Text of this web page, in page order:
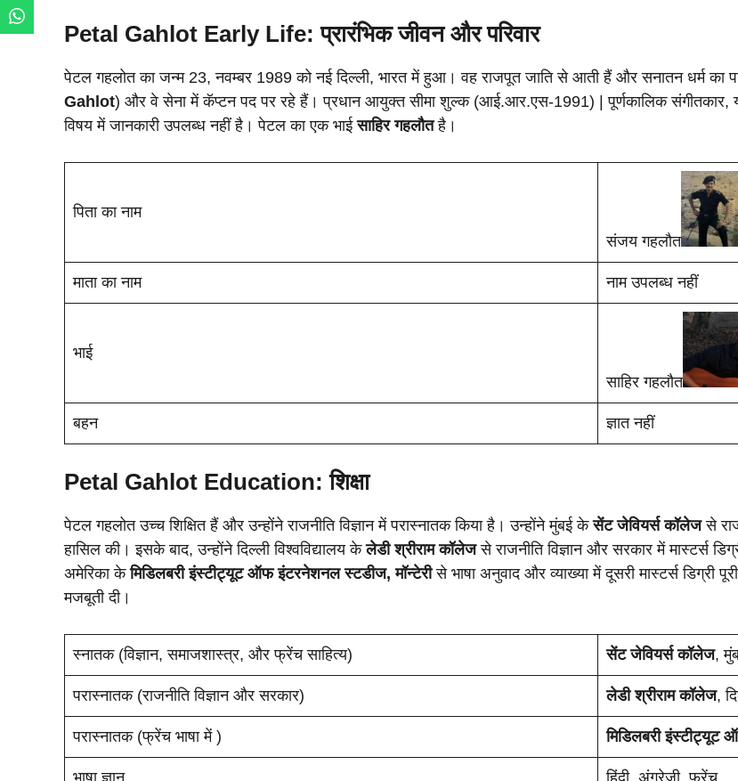
Petal Gahlot Early Life: प्रारंभिक जीवन और परिवार
पेटल गहलोत का जन्म 23, नवम्बर 1989 को नई दिल्ली, भारत में हुआ। वह राजपूत जाति से आती हैं और सनातन धर्म का
Gahlot) और वे सेना में कॅप्टन पद पर रहे हैं। प्रधान आयुक्त सीमा शुल्क (आई.आर.एस-1991) | पूर्णकालिक
विषय में जानकारी उपलब्ध नहीं है। पेटल का एक भाईसाहिर गहलौतहै।
पिता का नाम
संजय गहलौत
माता का नाम नाम उपलब्ध नहीं
भाई
साहिर गहलौत
बहन ज्ञात नहीं
Petal Gahlot Education: शिक्षा
पेटल गहलोत उच्च शिक्षित हैं और उन्होंने राजनीति विज्ञान में परास्नातक किया है। उन्होंने मुंबई केसेंट जेवियर्स कॉलेजसे
हासिल की। इसके बाद, उन्होंने दिल्ली विश्वविद्यालय केलेडी श्रीराम कॉलेजसे राजनीति विज्ञान और सरकार में मास्टर्स
अमेरिका केमिडिलबरी इंस्टीट्यूट ऑफ इंटरनेशनल स्टडीज, मॉन्टेरीसे भाषा अनुवाद और व्याख्या में दूसरी मास्टर्स
मजबूती दी।
स्नातक (विज्ञान, समाजशास्त्र, और फ्रेंच साहित्य) सेंट जेवियर्स कॉलेज,
परास्नातक (राजनीति विज्ञान और सरकार) लेडी श्रीराम कॉलेज,
परास्नातक (फ्रेंच भाषा में ) मिडिलबरी इंस्टीट्यूट
भाषा ज्ञान हिंदी, अंग्रेजी, फ्रेंच